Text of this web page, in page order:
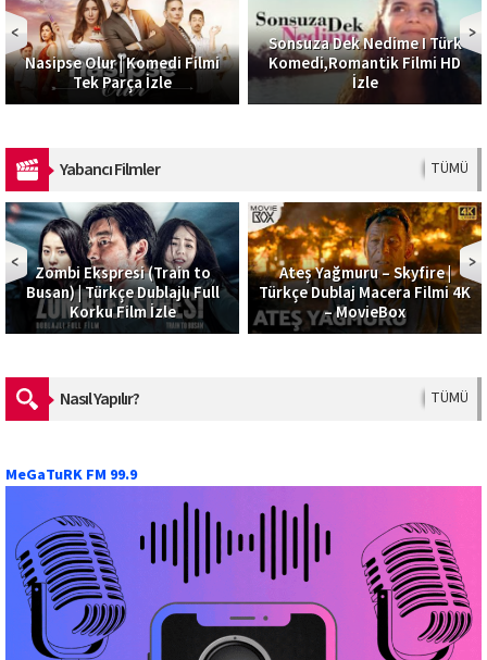
Nasipse Olur | Komedi Filmi
Tek Parça İzle
Sonsuza Dek Nedime I Türk
Komedi,Romantik Filmi HD
İzle
Yabancı Filmler TÜMÜ
Zombi Ekspresi (Train to
Busan) | Türkçe Dublajlı Full
Korku Film İzle
Ateş Yağmuru – Skyfire |
Türkçe Dublaj Macera Filmi 4K
– MovieBox
Nasıl Yapılır? TÜMÜ
MeGaTuRK FM 99.9